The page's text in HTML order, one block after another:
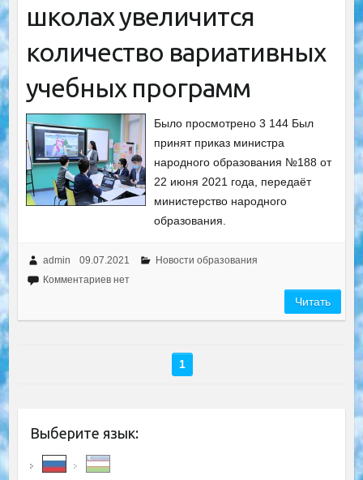
школах увеличится
количество вариативных
учебных программ
Было просмотрено 3 144 Был
принят приказ министра
народного образования №188 от
22 июня 2021 года, передаёт
министерство народного
образования.
admin 09.07.2021
Новости образования
Комментариев нет
Читать
1
Выберите язык: